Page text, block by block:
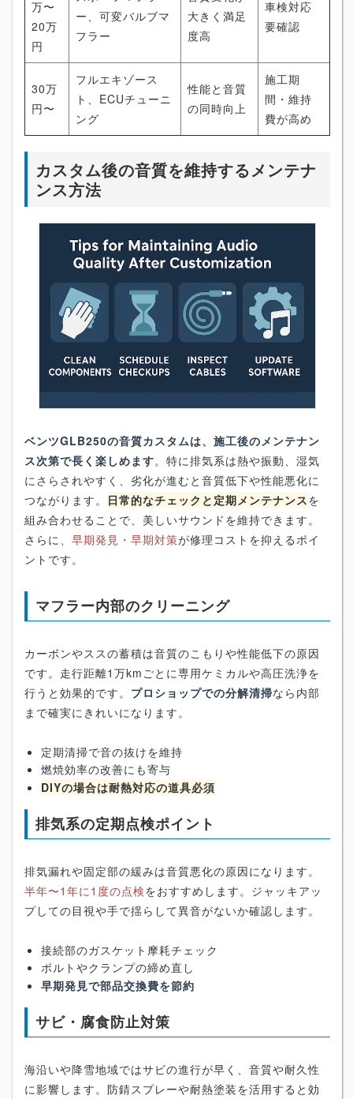
万〜
20万
円
ー、可変バルブマ
フラー
大きく満足
度高
車検対応
要確認
30万
円〜
フルエキゾース
ト、ECUチューニ
ング
性能と音質
の同時向上
施工期
間・維持
費が高め
カスタム後の音質を維持するメンテナ
ンス方法
ベンツGLB250の音質カスタムは、施工後のメンテナン
ス次第で長く楽しめます。特に排気系は熱や振動、湿気
にさらされやすく、劣化が進むと音質低下や性能悪化に
つながります。 日常的なチェックと定期メンテナンスを
組み合わせることで、美しいサウンドを維持できます。
さらに、 早期発見・早期対策が修理コストを抑えるポイ
ントです。
マフラー内部のクリーニング
カーボンやススの蓄積は音質のこもりや性能低下の原因
です。走行距離1万kmごとに専用ケミカルや高圧洗浄を
行うと効果的です。 プロショップでの分解清掃なら内部
まで確実にきれいになります。
定期清掃で音の抜けを維持
燃焼効率の改善にも寄与
DIYの場合は耐熱対応の道具必須
排気系の定期点検ポイント
排気漏れや固定部の緩みは音質悪化の原因になります。
半年〜1年に1度の点検をおすすめします。ジャッキアッ
プしての目視や手で揺らして異音がないか確認します。
接続部のガスケット摩耗チェック
ボルトやクランプの締め直し
早期発見で部品交換費を節約
サビ・腐食防止対策
海沿いや降雪地域ではサビの進行が早く、音質や耐久性
に影響します。防錆スプレーや耐熱塗装を活用すると効